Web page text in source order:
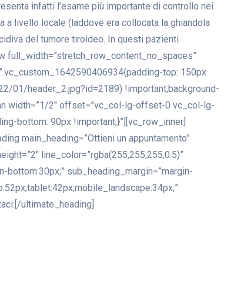
infatti l’esame più importante di controllo nei
livello locale (laddove era collocata la ghiandola
del tumore tiroideo. In questi pazienti
full_width=”stretch_row_content_no_spaces”
top: 150px
01/header_2.jpg?id=2189) !important;background-
width=”1/2″ offset=”vc_col-lg-offset-0 vc_col-lg-
bottom: 90px !important;}”][vc_row_inner]
main_heading=”Ottieni un appuntamento”
line_color=”rgba(255,255,255,0.5)”
bottom:30px;” sub_heading_margin=”margin-
ultimate_heading]